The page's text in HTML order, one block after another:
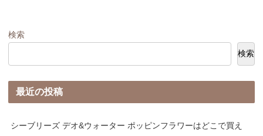
検索
検索
最近の投稿
シーブリーズ デオ&ウォーター ポッピンフラワーはどこで買え